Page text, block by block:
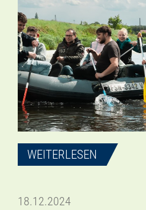
WEITERLESEN
18.12.2024